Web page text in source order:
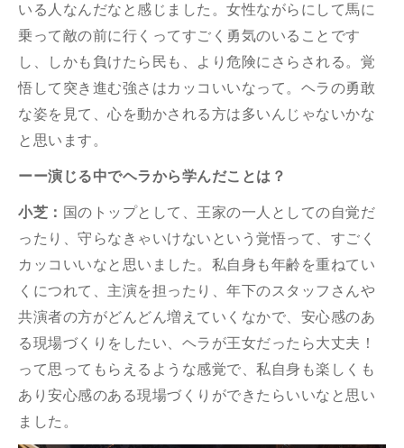
いる人なんだなと感じました。女性ながらにして馬に
乗って敵の前に行くってすごく勇気のいることです
し、しかも負けたら民も、より危険にさらされる。覚
悟して突き進む強さはカッコいいなって。ヘラの勇敢
な姿を見て、心を動かされる方は多いんじゃないかな
と思います。
ーー演じる中でヘラから学んだことは？
小芝： 国のトップとして、王家の一人としての自覚だ
ったり、守らなきゃいけないという覚悟って、すごく
カッコいいなと思いました。私自身も年齢を重ねてい
くにつれて、主演を担ったり、年下のスタッフさんや
共演者の方がどんどん増えていくなかで、安心感のあ
る現場づくりをしたい、ヘラが王女だったら大丈夫！
って思ってもらえるような感覚で、私自身も楽しくも
あり安心感のある現場づくりができたらいいなと思い
ました。